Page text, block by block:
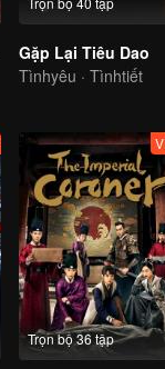
Gặp Lại Tiêu Dao
Tìnhyêu · Tìnhtiết
Trọn bộ 36 tập